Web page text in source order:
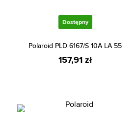
Dostępny
Polaroid PLD 6167/S 10A LA 55
157,91 zł